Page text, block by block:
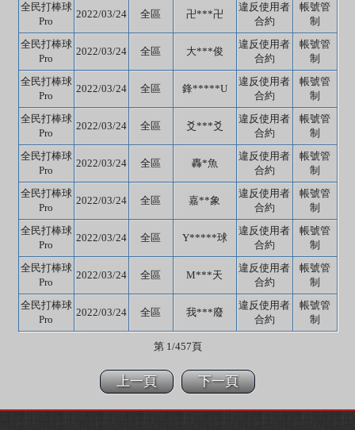
全民打棒球
Pro
2022/03/24 全區 卍***卍
違反使用者
合約
帳號管
制
全民打棒球
Pro
2022/03/24 全區 大***俊
違反使用者
合約
帳號管
制
全民打棒球
Pro
2022/03/24 全區 鋒*****U
違反使用者
合約
帳號管
制
全民打棒球
Pro
2022/03/24 全區 爻***爻
違反使用者
合約
帳號管
制
全民打棒球
Pro
2022/03/24 全區 轟*魚
違反使用者
合約
帳號管
制
全民打棒球
Pro
2022/03/24 全區 嘉**象
違反使用者
合約
帳號管
制
全民打棒球
Pro
2022/03/24 全區 Y*****球
違反使用者
合約
帳號管
制
全民打棒球
Pro
2022/03/24 全區 M***天
違反使用者
合約
帳號管
制
全民打棒球
Pro
2022/03/24 全區 我***廢
違反使用者
合約
帳號管
制
第 1/457頁
上一頁 下一頁